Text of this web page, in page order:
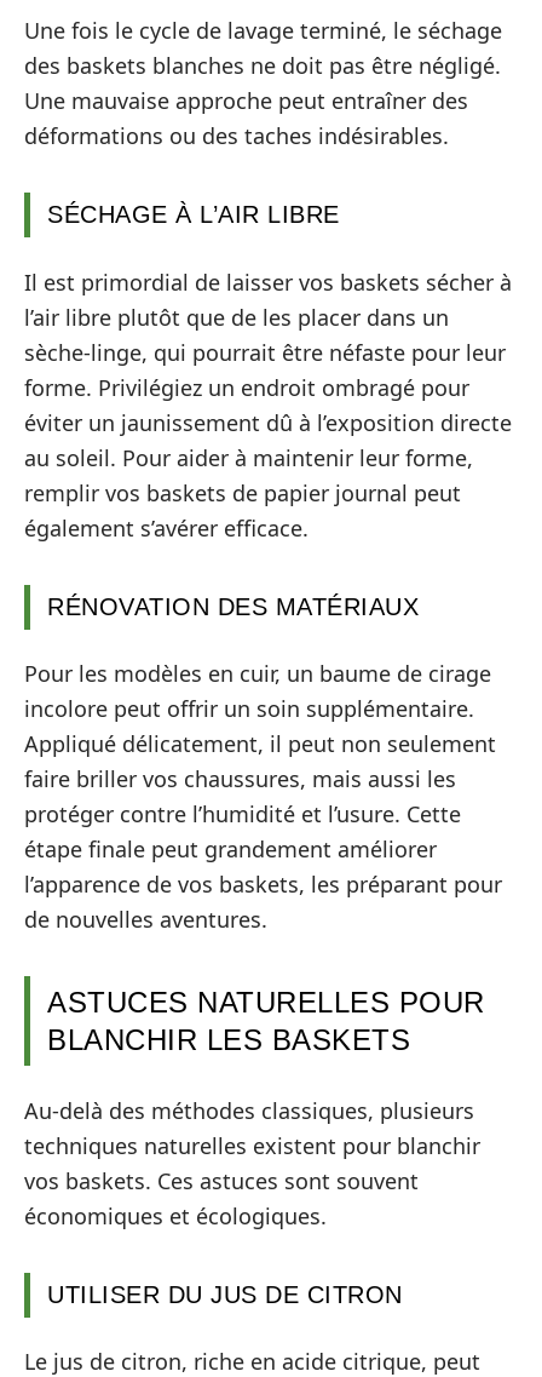
Une fois le cycle de lavage terminé, le séchage
des baskets blanches ne doit pas être négligé.
Une mauvaise approche peut entraîner des
déformations ou des taches indésirables.
SÉCHAGE À L’AIR LIBRE
Il est primordial de laisser vos baskets sécher à
l’air libre plutôt que de les placer dans un
sèche-linge, qui pourrait être néfaste pour leur
forme. Privilégiez un endroit ombragé pour
éviter un jaunissement dû à l’exposition directe
au soleil. Pour aider à maintenir leur forme,
remplir vos baskets de papier journal peut
également s’avérer efficace.
RÉNOVATION DES MATÉRIAUX
Pour les modèles en cuir, un baume de cirage
incolore peut offrir un soin supplémentaire.
Appliqué délicatement, il peut non seulement
faire briller vos chaussures, mais aussi les
protéger contre l’humidité et l’usure. Cette
étape finale peut grandement améliorer
l’apparence de vos baskets, les préparant pour
de nouvelles aventures.
ASTUCES NATURELLES POUR
BLANCHIR LES BASKETS
Au-delà des méthodes classiques, plusieurs
techniques naturelles existent pour blanchir
vos baskets. Ces astuces sont souvent
économiques et écologiques.
UTILISER DU JUS DE CITRON
Le jus de citron, riche en acide citrique, peut